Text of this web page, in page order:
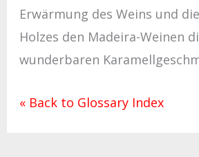
Erwärmung des Weins und
Holzes den Madeira-Weinen
wunderbaren
« Back to Glossary Index